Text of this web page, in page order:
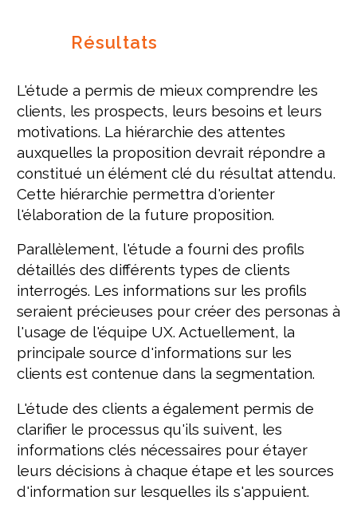
Résultats
L'étude a permis de mieux comprendre les
clients, les prospects, leurs besoins et leurs
motivations. La hiérarchie des attentes
auxquelles la proposition devrait répondre a
constitué un élément clé du résultat attendu.
Cette hiérarchie permettra d'orienter
l'élaboration de la future proposition.
Parallèlement, l'étude a fourni des profils
détaillés des différents types de clients
interrogés. Les informations sur les profils
seraient précieuses pour créer des personas à
l'usage de l'équipe UX. Actuellement, la
principale source d'informations sur les
clients est contenue dans la segmentation.
L'étude des clients a également permis de
clarifier le processus qu'ils suivent, les
informations clés nécessaires pour étayer
leurs décisions à chaque étape et les sources
d'information sur lesquelles ils s'appuient.